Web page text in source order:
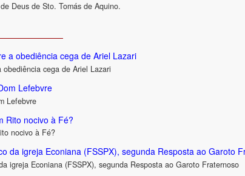
Deus de Sto. Tomás de Aquino.
a obediência cega de Ariel Lazari
cega de Ariel Lazari
Lefebvre
Lefebvre
Rito nocivo à Fé?
nocivo à Fé?
da igreja Econiana (FSSPX), segunda Resposta ao Garoto
igreja Econiana (FSSPX), segunda Resposta ao Garoto Fraternoso